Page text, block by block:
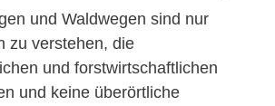
und Waldwegen sind nur
zu verstehen, die
und forstwirtschaftlichen
und keine überörtliche